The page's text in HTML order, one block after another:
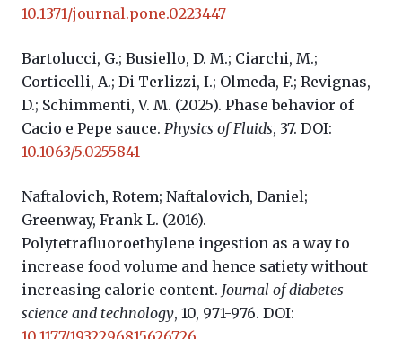
10.1371/journal.pone.0223447
Bartolucci, G.; Busiello, D. M.; Ciarchi, M.;
Corticelli, A.; Di Terlizzi, I.; Olmeda, F.; Revignas,
D.; Schimmenti, V. M. (2025). Phase behavior of
Cacio e Pepe sauce. Physics of Fluids, 37. DOI:
10.1063/5.0255841
Naftalovich, Rotem; Naftalovich, Daniel;
Greenway, Frank L. (2016).
Polytetrafluoroethylene ingestion as a way to
increase food volume and hence satiety without
increasing calorie content. Journal of diabetes
science and technology, 10, 971-976. DOI: